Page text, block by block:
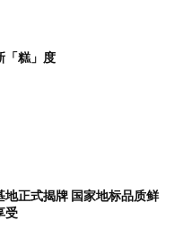
「糕」度
正式揭牌 国家地标品质鲜
受